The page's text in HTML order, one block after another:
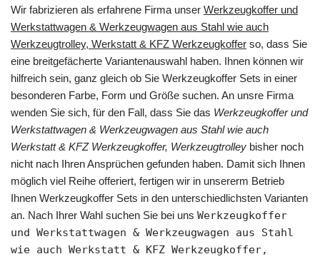
Wir fabrizieren als erfahrene Firma unser Werkzeugkoffer und
Werkstattwagen & Werkzeugwagen aus Stahl wie auch
Werkzeugtrolley, Werkstatt & KFZ Werkzeugkoffer so, dass Sie
eine breitgefächerte Variantenauswahl haben. Ihnen können wir
hilfreich sein, ganz gleich ob Sie Werkzeugkoffer Sets in einer
besonderen Farbe, Form und Größe suchen. An unsre Firma
wenden Sie sich, für den Fall, dass Sie das Werkzeugkoffer und
Werkstattwagen & Werkzeugwagen aus Stahl wie auch
Werkstatt & KFZ Werkzeugkoffer, Werkzeugtrolley bisher noch
nicht nach Ihren Ansprüchen gefunden haben. Damit sich Ihnen
möglich viel Reihe offeriert, fertigen wir in unsererm Betrieb
Ihnen Werkzeugkoffer Sets in den unterschiedlichsten Varianten
an. Nach Ihrer Wahl suchen Sie bei uns Werkzeugkoffer
und Werkstattwagen & Werkzeugwagen aus Stahl
wie auch Werkstatt & KFZ Werkzeugkoffer,